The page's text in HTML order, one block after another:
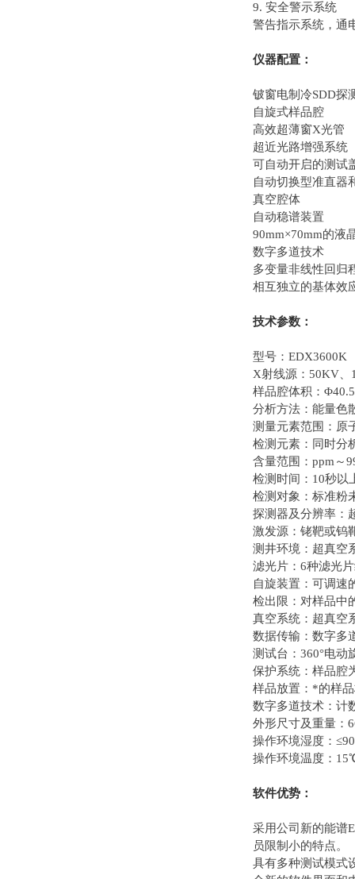
9. 安全警示系统
警告指示系统，通
仪器配置：
铍窗电制冷SDD探
自旋式样品腔
高效超薄窗X光管
超近光路增强系统
可自动开启的测试
自动切换型准直器
真空腔体
自动稳谱装置
90mm×70mm的液
数字多道技术
多变量非线性回归
相互独立的基体效
技术参数：
型号：EDX3600K
X射线源：50KV、
样品腔体积：
分析方法：能量色
测量元素范围：原
检测元素：同时分
含量范围：ppm～
检测时间：10秒以
检测对象：标准粉
探测器及分辨率：
激发源：铑靶或钨
测井环境：超真空
滤光片：6种滤光
自旋装置：可调速
检出限：对样品中
真空系统：超真空
数据传输：数字多
测试台：360°电动
保护系统：样品腔
样品放置：*的样
数字多道技术：计
外形尺寸及重量：
操作环境湿度：
操作环境温度：
软件优势：
采用公司新的能谱
员限制小的特点。
具有多种测试模式